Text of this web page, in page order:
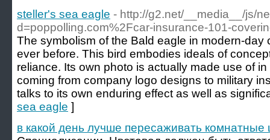
steller's sea eagle - http://g2.net/__media__/js/
d=poppolling.com%2Fcar-insurance-101-
The symbolism of the Bald eagle in modern-day
ever before. This bird embodies ideals of
reliance. Its own photo is actually made use of
coming from company logo designs to military
talks to its own enduring effect as well as
sea eagle ]
в какой день лучше пересаживать комнатные